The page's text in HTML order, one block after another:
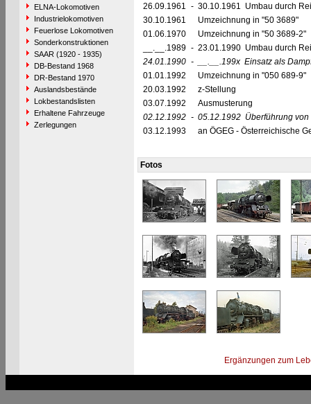
ELNA-Lokomotiven
Industrielokomotiven
Feuerlose Lokomotiven
Sonderkonstruktionen
SAAR (1920 - 1935)
DB-Bestand 1968
DR-Bestand 1970
Auslandsbestände
Lokbestandslisten
Erhaltene Fahrzeuge
Zerlegungen
26.09.1961 - 30.10.1961 Umbau durch
30.10.1961
Umzeichnung in "50 3689"
01.06.1970
Umzeichnung in "50 3689-2"
__.__.1989 - 23.01.1990 Umbau durch
24.01.1990 - __.__.199x Einsatz als
01.01.1992
Umzeichnung in "050 689-9"
20.03.1992
z-Stellung
03.07.1992
Ausmusterung
02.12.1992 - 05.12.1992 Überführung
03.12.1993
an ÖGEG - Österreichische
Fotos
Ergänzungen zum